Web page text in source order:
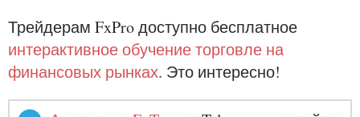
Трейдерам FxPro доступно бесплатное
интерактивное обучение торговле на
финансовых рынках. Это интересно!